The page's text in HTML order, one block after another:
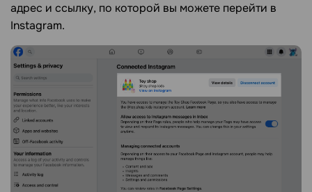
адрес и ссылку, по которой вы можете перейти в
Instagram.